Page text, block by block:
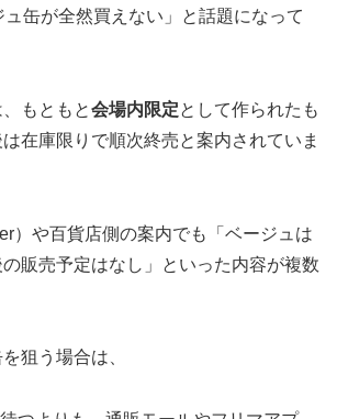
缶が全然買えない」と話題になって
もともと会場内限定として作られたも
在庫限りで順次終売と案内されていま
）や百貨店側の案内でも「ベージュは
販売予定はなし」といった内容が複数
狙う場合は、